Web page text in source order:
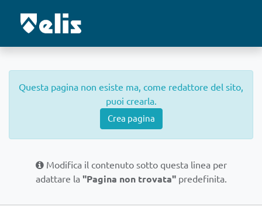
Questa pagina non esiste ma, come redattore del sito,
puoi crearla.
Crea pagina
Modifica il contenuto sotto questa linea per
adattare la "Pagina non trovata"predefinita.